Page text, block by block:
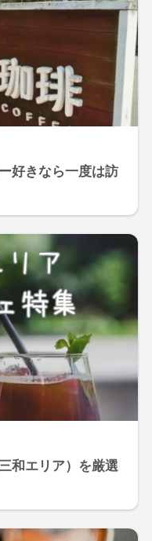
好きなら一度は訪
和エリア）を厳選